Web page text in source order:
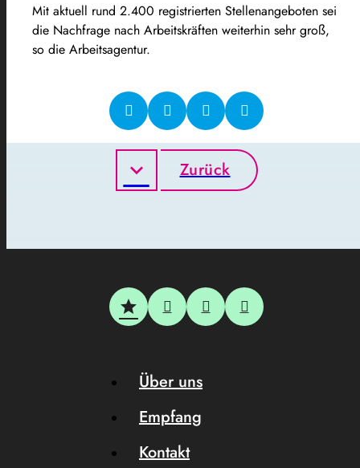
Mit aktuell rund 2.400 registrierten Stellenangeboten sei
die Nachfrage nach Arbeitskräften weiterhin sehr groß,
so die Arbeitsagentur.
Zurück
Über uns
Empfang
Kontakt